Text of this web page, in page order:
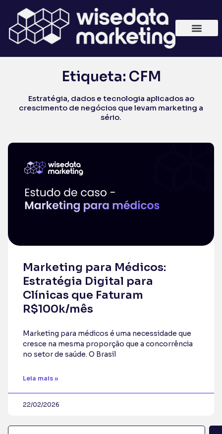
Etiqueta: CFM
Estratégia, dados e tecnologia aplicados ao
crescimento de negócios que levam marketing a
sério.
Marketing para Médicos:
Estratégia Digital para
Clínicas que Faturam
R$100k/mês
Marketing para médicos é uma necessidade que
cresce na mesma proporção que a concorrência
no setor de saúde. O Brasil
Leia mais »
22/02/2026